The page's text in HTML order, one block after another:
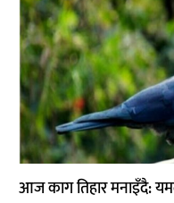
आज काग तिहार मनाइँदै: